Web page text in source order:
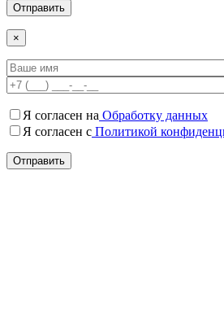
×
Я согласен на Обработку данных
Я согласен c Политикой